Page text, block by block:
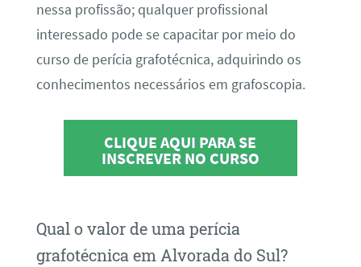
nessa profissão; qualquer profissional
interessado pode se capacitar por meio do
curso de perícia grafotécnica, adquirindo os
conhecimentos necessários em grafoscopia.
CLIQUE AQUI PARA SE
INSCREVER NO CURSO
Qual o valor de uma perícia
grafotécnica em Alvorada do Sul?